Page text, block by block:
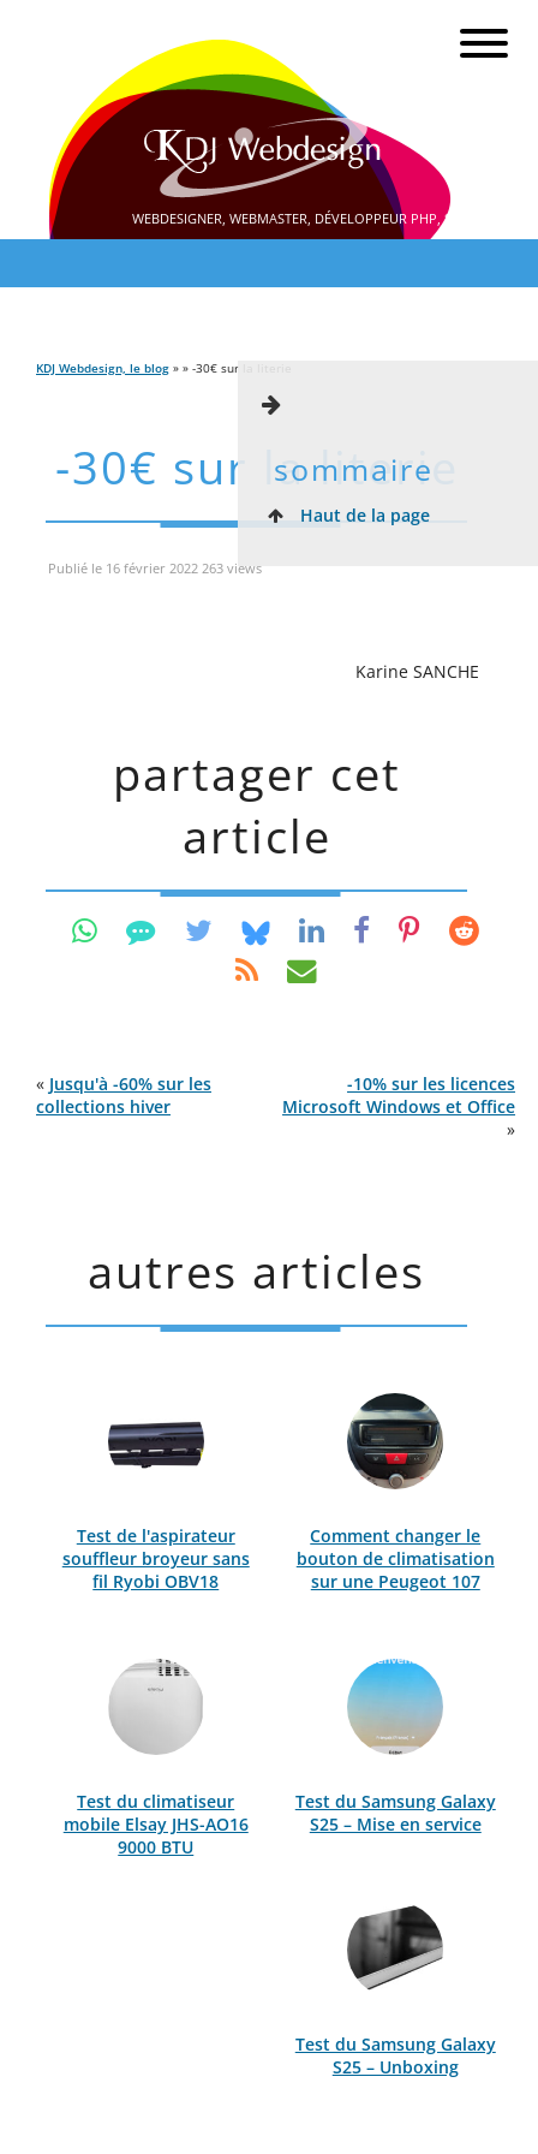
WEBDESIGNER, WEBMASTER, DÉVELOPPEUR PHP, SEO
KDJ Webdesign, le blog » » -30€ sur la literie
-30€ sur la literie
sommaire
Haut de la page
Publié le 16 février 2022 263 views
Karine SANCHE
partager cet
article
« Jusqu'à -60% sur les
collections hiver
-10% sur les licences
Microsoft Windows et Office
»
autres articles
Test de l'aspirateur
souffleur broyeur sans
fil Ryobi OBV18
Comment changer le
bouton de climatisation
sur une Peugeot 107
Test du climatiseur
mobile Elsay JHS-AO16
9000 BTU
Test du Samsung Galaxy
S25 – Mise en service
Test du Samsung Galaxy
S25 – Unboxing